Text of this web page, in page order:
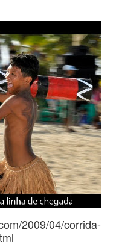
2009/04/corrida-